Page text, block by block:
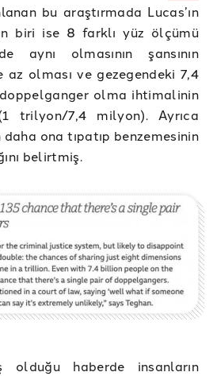
bu araştırmada Lucas’ın
biri ise 8 farklı yüz ölçümü
aynı olmasının şansının
olması ve gezegendeki 7,4
olma ihtimalinin
trilyon/7,4 milyon). Ayrıca
ona tıpatıp benzemesinin
belirtmiş.
olduğu haberde insanların